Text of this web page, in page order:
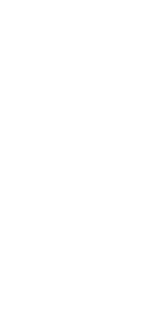
10ML 18MG